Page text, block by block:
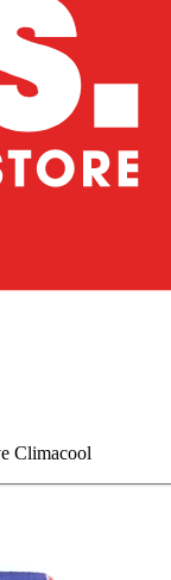
Climacool